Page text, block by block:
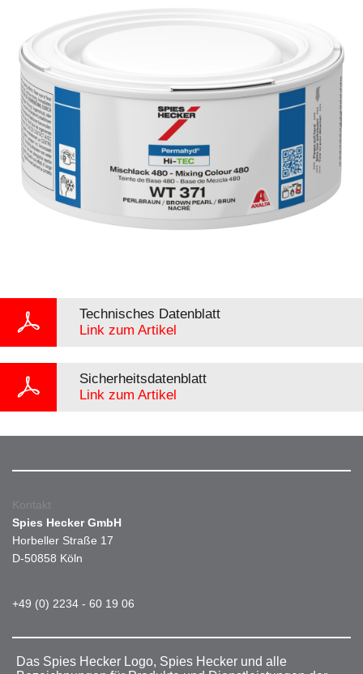
Technisches Datenblatt
Link zum Artikel
Sicherheitsdatenblatt
Link zum Artikel
Kontakt
Spies Hecker GmbH
Horbeller Straße 17
D-50858 Köln
+49 (0) 2234 - 60 19 06
Das Spies Hecker Logo, Spies Hecker und alle